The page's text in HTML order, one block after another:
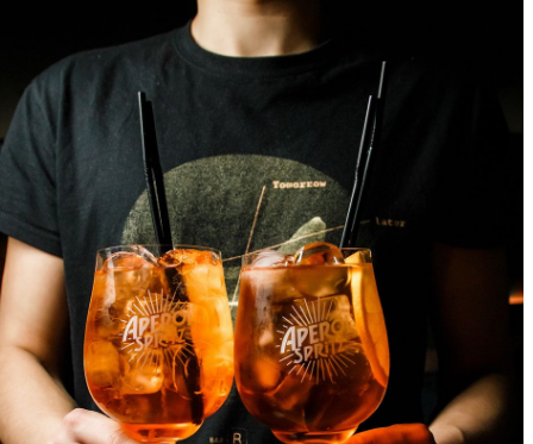
2022
Суббота
Saturday
4 706
1
Ссылка на отбор фото